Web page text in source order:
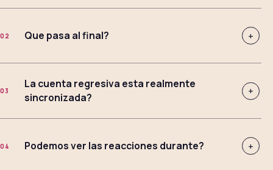
02 Que pasa al final? +
03
La cuenta regresiva esta realmente
sincronizada?
+
04 Podemos ver las reacciones durante? +